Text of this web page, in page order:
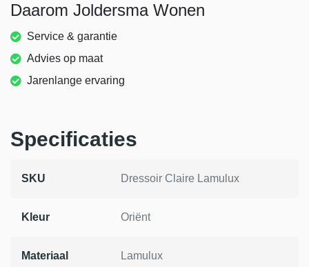
Daarom Joldersma Wonen
Service & garantie
Advies op maat
Jarenlange ervaring
Specificaties
SKU Dressoir Claire Lamulux
Kleur Oriënt
Materiaal Lamulux